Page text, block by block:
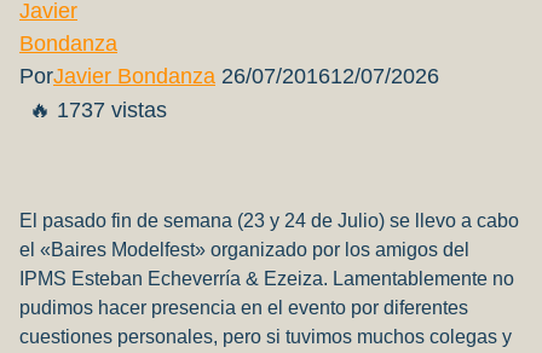
PorJavier Bondanza 26/07/201612/07/2026
🔥 1737 vistas
El pasado fin de semana (23 y 24 de Julio) se llevo a cabo
el «Baires Modelfest» organizado por los amigos del
IPMS Esteban Echeverría & Ezeiza. Lamentablemente no
pudimos hacer presencia en el evento por diferentes
cuestiones personales, pero si tuvimos muchos colegas y